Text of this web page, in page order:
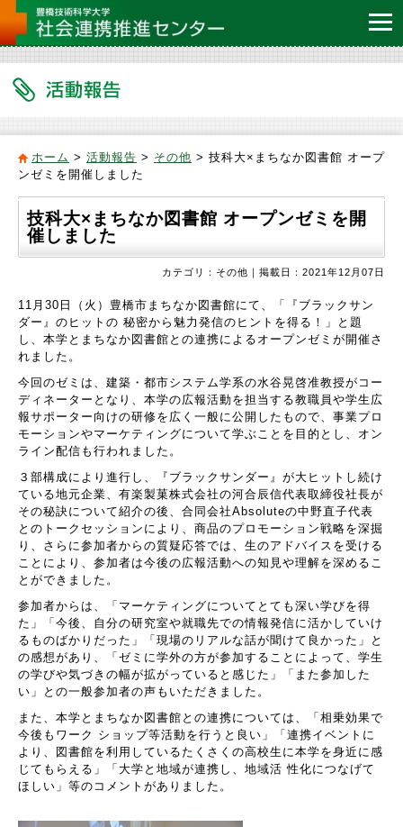
ホーム > 活動報告 > その他 > 技科大×まちなか図書館 オープ
ンゼミを開催しました
技科大×まちなか図書館 オープンゼミを開
催しました
カテゴリ：その他｜掲載日：2021年12月07日
11月30日（火）豊橋市まちなか図書館にて、「『ブラックサン
ダー』のヒットの 秘密から魅力発信のヒントを得る！」と題
し、本学とまちなか図書館との連携によるオープンゼミが開催さ
れました。
今回のゼミは、建築・都市システム学系の水谷晃啓准教授がコー
ディネーターとなり、本学の広報活動を担当する教職員や学生広
報サポーター向けの研修を広く一般に公開したもので、事業プロ
モーションやマーケティングについて学ぶことを目的とし、オン
ライン配信も行われました。
３部構成により進行し、『ブラックサンダー』が大ヒットし続け
ている地元企業、有楽製菓株式会社の河合辰信代表取締役社長が
その秘訣について紹介の後、合同会社Absoluteの中野直子代表
とのトークセッションにより、商品のプロモーション戦略を深掘
り、さらに参加者からの質疑応答では、生のアドバイスを受ける
ことにより、参加者は今後の広報活動への知見や理解を深めるこ
とができました。
参加者からは、「マーケティングについてとても深い学びを得
た」「今後、自分の研究室や就職先での情報発信に活かしていけ
るものばかりだった」「現場のリアルな話が聞けて良かった」と
の感想があり、「ゼミに学外の方が参加することによって、学生
の学びや気づきの幅が拡がっていると感じた」「また参加した
い」との一般参加者の声もいただきました。
また、本学とまちなか図書館との連携については、「相乗効果で
今後もワーク ショップ等活動を行うと良い」「連携イベントに
より、図書館を利用しているたくさくの高校生に本学を身近に感
じてもらえる」「大学と地域が連携し、地域活 性化につなげて
ほしい」等のコメントがありました。